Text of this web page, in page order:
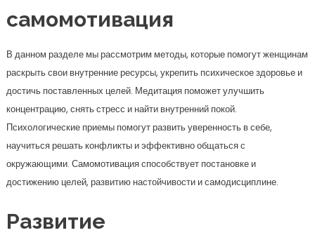
самомотивация
В данном разделе мы рассмотрим методы, которые помогут женщинам
раскрыть свои внутренние ресурсы, укрепить психическое здоровье и
достичь поставленных целей. Медитация поможет улучшить
концентрацию, снять стресс и найти внутренний покой.
Психологические приемы помогут развить уверенность в себе,
научиться решать конфликты и эффективно общаться с
окружающими. Самомотивация способствует постановке и
достижению целей, развитию настойчивости и самодисциплине.
Развитие